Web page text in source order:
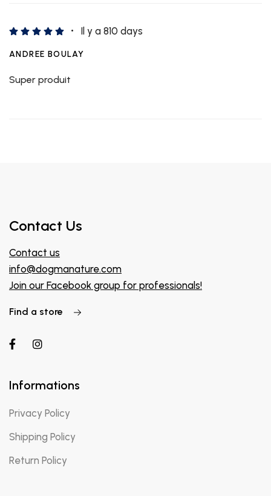
Il y a 810 days
ANDREE BOULAY
Super produit
Contact Us
Contact us
info@dogmanature.com
Join our Facebook group for professionals!
Find a store
Informations
Privacy Policy
Shipping Policy
Return Policy